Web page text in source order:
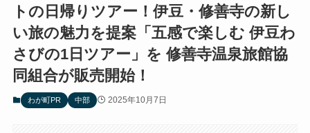
トの日帰りツアー！伊豆・修善寺の新し
い旅の魅力を提案「五感で楽しむ 伊豆わ
さびの1日ツアー」を 修善寺温泉旅館協
同組合が販売開始！
わが町PR 中部 2025年10月7日